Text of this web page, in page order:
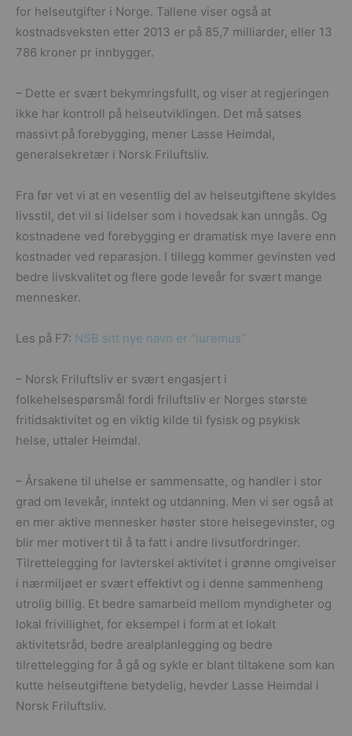
for helseutgifter i Norge. Tallene viser også at
kostnadsveksten etter 2013 er på 85,7 milliarder, eller 13
786 kroner pr innbygger.
– Dette er svært bekymringsfullt, og viser at regjeringen
ikke har kontroll på helseutviklingen. Det må satses
massivt på forebygging, mener Lasse Heimdal,
generalsekretær i Norsk Friluftsliv.
Fra før vet vi at en vesentlig del av helseutgiftene skyldes
livsstil, det vil si lidelser som i hovedsak kan unngås. Og
kostnadene ved forebygging er dramatisk mye lavere enn
kostnader ved reparasjon. I tillegg kommer gevinsten ved
bedre livskvalitet og flere gode leveår for svært mange
mennesker.
Les på F7: NSB sitt nye navn er “luremus”
– Norsk Friluftsliv er svært engasjert i
folkehelsespørsmål fordi friluftsliv er Norges største
fritidsaktivitet og en viktig kilde til fysisk og psykisk
helse, uttaler Heimdal.
– Årsakene til uhelse er sammensatte, og handler i stor
grad om levekår, inntekt og utdanning. Men vi ser også at
en mer aktive mennesker høster store helsegevinster, og
blir mer motivert til å ta fatt i andre livsutfordringer.
Tilrettelegging for lavterskel aktivitet i grønne omgivelser
i nærmiljøet er svært effektivt og i denne sammenheng
utrolig billig. Et bedre samarbeid mellom myndigheter og
lokal frivillighet, for eksempel i form at et lokalt
aktivitetsråd, bedre arealplanlegging og bedre
tilrettelegging for å gå og sykle er blant tiltakene som kan
kutte helseutgiftene betydelig, hevder Lasse Heimdal i
Norsk Friluftsliv.